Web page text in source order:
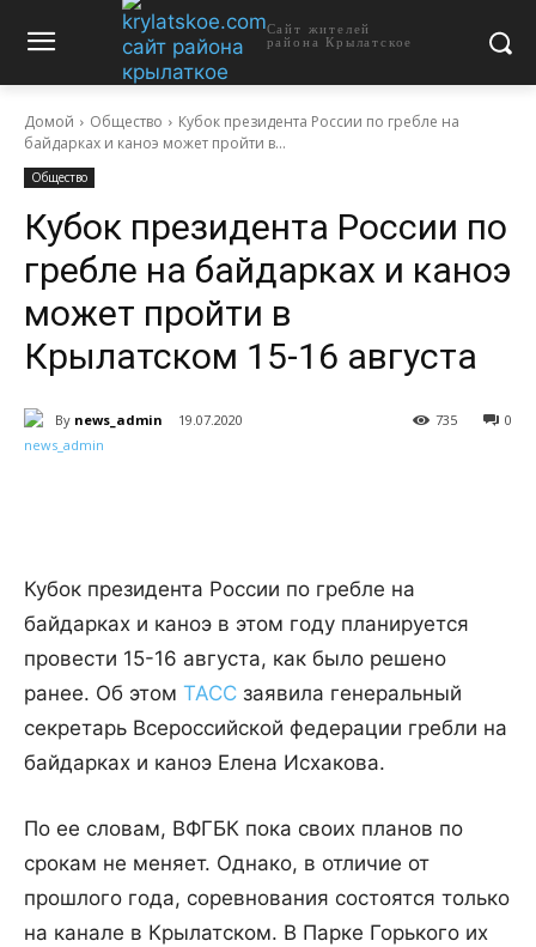
Сайт жителей
района Крылатское
Домой Общество
Кубок президента России по гребле на
байдарках и каноэ может пройти в...
Общество
Кубок президента России по
гребле на байдарках и каноэ
может пройти в
Крылатском 15-16 августа
By news_admin 19.07.2020 0
735
Кубок президента России по гребле на
байдарках и каноэ в этом году планируется
провести 15-16 августа, как было решено
ранее. Об этом ТАСС заявила генеральный
секретарь Всероссийской федерации гребли на
байдарках и каноэ Елена Исхакова.
По ее словам, ВФГБК пока своих планов по
срокам не меняет. Однако, в отличие от
прошлого года, соревнования состоятся только
на канале в Крылатском. В Парке Горького их